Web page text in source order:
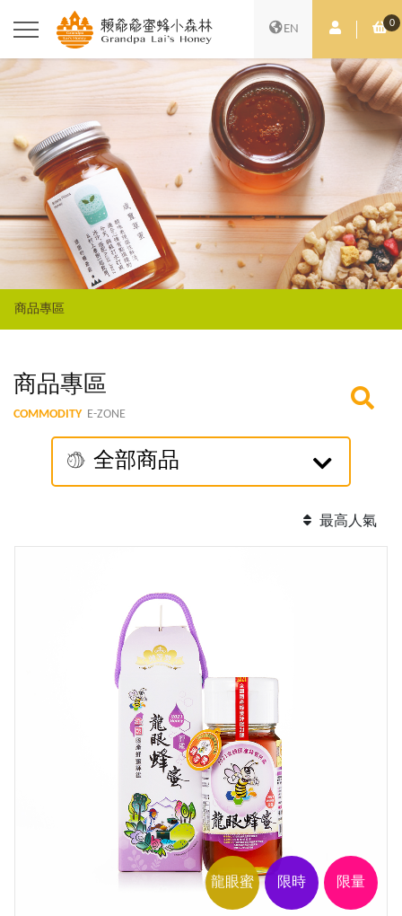
EN 會員中心0
購
商品專區
商品專區
COMMODITY E-ZONE
全部商品
最高人氣
限量
限時
龍眼蜜